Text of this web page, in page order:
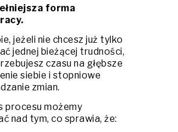
forma
jeżeli nie chcesz już tylko
jednej bieżącej trudności,
czasu na głębsze
siebie i stopniowe
zmian.
procesu możemy
nad tym, co sprawia, że: